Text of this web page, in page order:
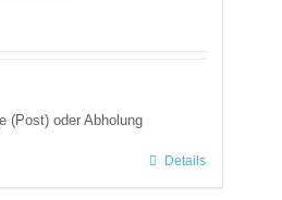
(Post) oder Abholung
Details